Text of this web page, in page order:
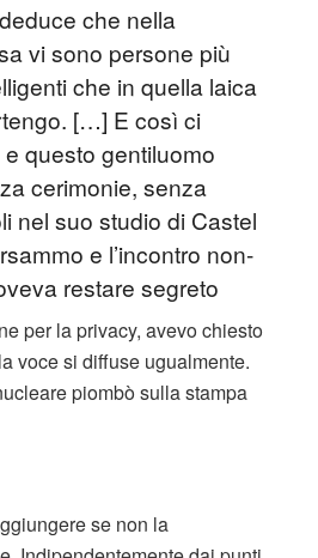
che nella
vi sono persone più
che in quella laica
[…] E così ci
questo gentiluomo
cerimonie, senza
nel suo studio di Castel
e l’incontro non-
restare segreto
per la privacy, avevo chiesto
voce si diffuse ugualmente.
piombò sulla stampa
se non la